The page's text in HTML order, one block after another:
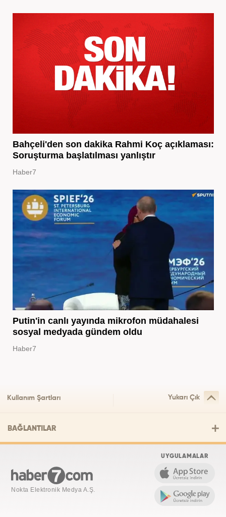
Bahçeli'den son dakika Rahmi Koç açıklaması:
Soruşturma başlatılması yanlıştır
Haber7
Putin'in canlı yayında mikrofon müdahalesi
sosyal medyada gündem oldu
Haber7
Kullanım Şartları Yukarı Çık
BAĞLANTILAR
Nokta Elektronik Medya A.Ş.
UYGULAMALAR